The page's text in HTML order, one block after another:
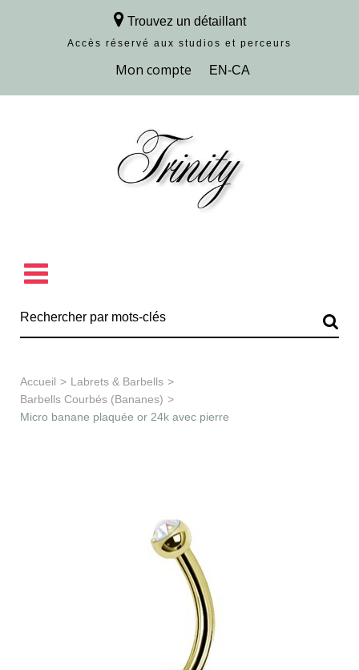
Trouvez un détaillant
Accès réservé aux studios et perceurs
Découvrir la collection
Besoin d’aide ?
Accueil > Labrets & Barbells >
Barbells Courbés (Bananes) >
Micro banane plaquée or 24k avec pierre